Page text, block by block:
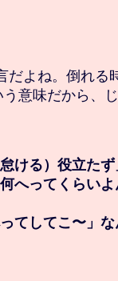
だよね。倒れる
意味だから、
ける）役立た
へってくらい
てしてこ〜」